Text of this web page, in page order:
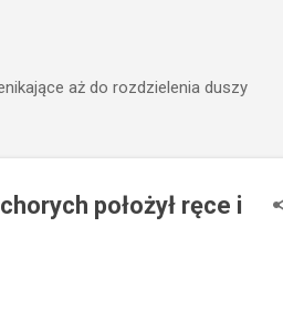
aż do rozdzielenia duszy
położył ręce i